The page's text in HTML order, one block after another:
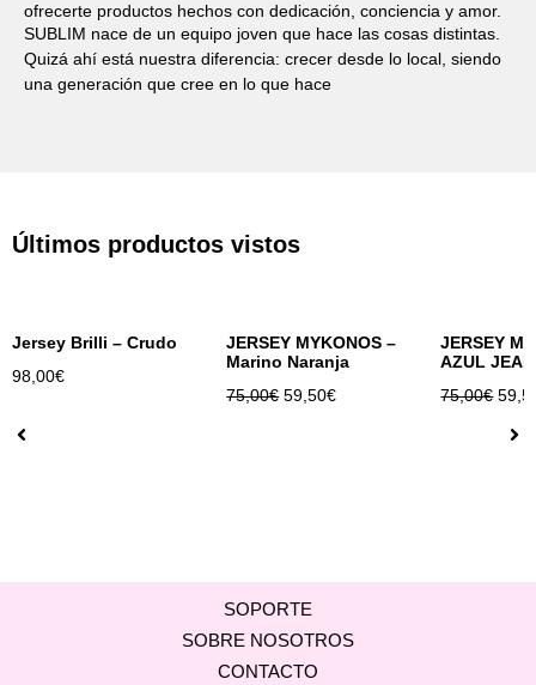
ofrecerte productos hechos con dedicación, conciencia y amor.
SUBLIM nace de un equipo joven que hace las cosas distintas.
Quizá ahí está nuestra diferencia: crecer desde lo local, siendo
una generación que cree en lo que hace
Últimos productos vistos
Jersey Brilli – Crudo
98,00€
JERSEY MYKONOS –
Marino Naranja
75,00€ 59,50€
JERSEY
AZUL
75,00€
SOPORTE
SOBRE NOSOTROS
CONTACTO